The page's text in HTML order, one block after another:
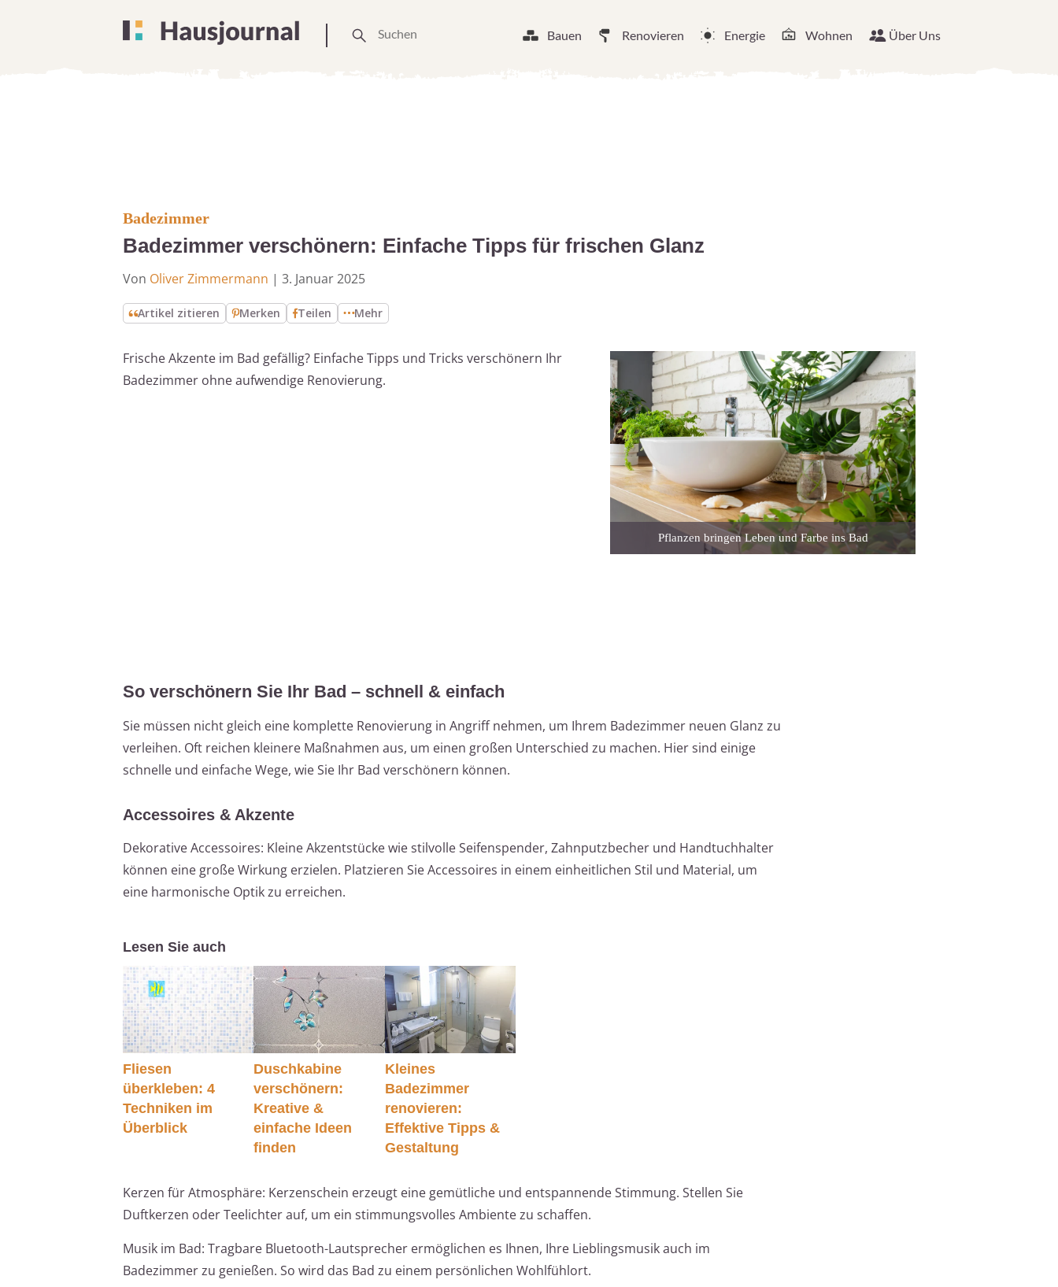
Bauen Renovieren Energie Wohnen Über Uns
Badezimmer
Badezimmer verschönern: Einfache Tipps für frischen Glanz
Von Oliver Zimmermann | 3. Januar 2025
Artikel zitieren Merken Teilen Mehr
Frische Akzente im Bad gefällig? Einfache Tipps und Tricks verschönern Ihr
Badezimmer ohne aufwendige Renovierung.
Pflanzen bringen Leben und Farbe ins Bad
So verschönern Sie Ihr Bad – schnell & einfach
Sie müssen nicht gleich eine komplette Renovierung in Angriff nehmen, um Ihrem Badezimmer neuen Glanz zu
verleihen. Oft reichen kleinere Maßnahmen aus, um einen großen Unterschied zu machen. Hier sind einige
schnelle und einfache Wege, wie Sie Ihr Bad verschönern können.
Accessoires & Akzente
Dekorative Accessoires: Kleine Akzentstücke wie stilvolle Seifenspender, Zahnputzbecher und Handtuchhalter
können eine große Wirkung erzielen. Platzieren Sie Accessoires in einem einheitlichen Stil und Material, um
eine harmonische Optik zu erreichen.
Lesen Sie auch
Fliesen
überkleben: 4
Techniken im
Überblick
Duschkabine
verschönern:
Kreative &
einfache Ideen
finden
Kleines
Badezimmer
renovieren:
Effektive Tipps &
Gestaltung
Kerzen für Atmosphäre: Kerzenschein erzeugt eine gemütliche und entspannende Stimmung. Stellen Sie
Duftkerzen oder Teelichter auf, um ein stimmungsvolles Ambiente zu schaffen.
Musik im Bad: Tragbare Bluetooth-Lautsprecher ermöglichen es Ihnen, Ihre Lieblingsmusik auch im
Badezimmer zu genießen. So wird das Bad zu einem persönlichen Wohlfühlort.